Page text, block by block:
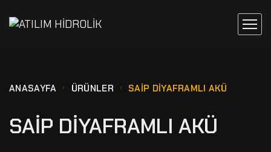
ANASAYFA ÜRÜNLER SAIP DIYAFRAMLI AKÜ
SAIP DIYAFRAMLI AKÜ